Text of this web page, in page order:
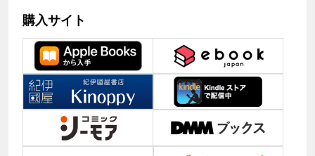
購入サイト